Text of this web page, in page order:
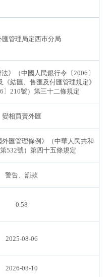
匯管理局定西市分局
》（中國人民銀行令〔2006〕
結匯、售匯及付匯管理規定》
〕210號）第三十二條規定
變相買賣外匯
外匯管理條例》（中華人民共和
532號）第四十五條規定
警告、罰款
0.58
2025-08-06
2026-08-10